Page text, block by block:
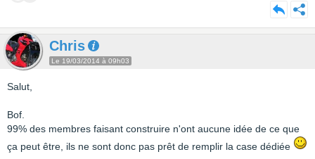
Chris
Le 19/03/2014 à 09h03
Salut,
Bof.
99% des membres faisant construire n'ont aucune idée de ce que
ça peut être, ils ne sont donc pas prêt de remplir la case dédiée